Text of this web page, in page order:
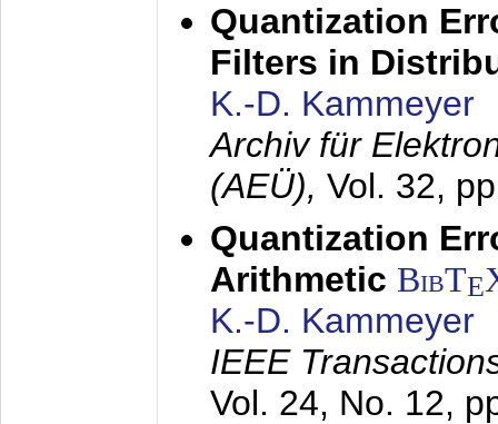
Quantization
Filters in
K.-D. Kammeyer
Archiv für
(AEÜ), Vol. 32,
Quantization
Arithmetic BibTE
K.-D. Kammeyer
IEEE
Vol. 24, No. 12,